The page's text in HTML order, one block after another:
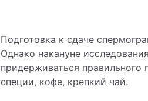
Подготовка к сдаче
Однако накануне
придерживаться
специи, кофе, крепкий чай.